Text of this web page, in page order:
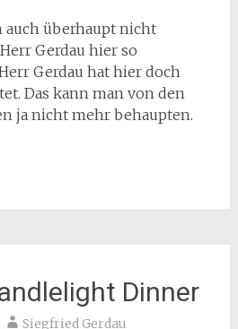
auch überhaupt nicht
Gerdau hier so
Gerdau hat hier doch
Das kann man von den
ja nicht mehr behaupten.
Dinner
Siegfried Gerdau